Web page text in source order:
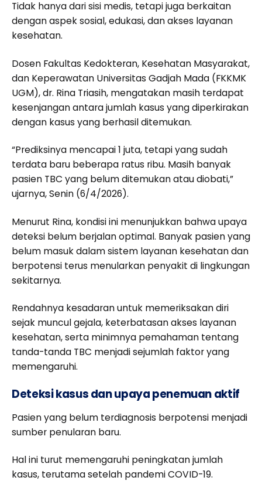
Tidak hanya dari sisi medis, tetapi juga berkaitan
dengan aspek sosial, edukasi, dan akses layanan
kesehatan.
Dosen Fakultas Kedokteran, Kesehatan Masyarakat,
dan Keperawatan Universitas Gadjah Mada (FKKMK
UGM), dr. Rina Triasih, mengatakan masih terdapat
kesenjangan antara jumlah kasus yang diperkirakan
dengan kasus yang berhasil ditemukan.
“Prediksinya mencapai 1 juta, tetapi yang sudah
terdata baru beberapa ratus ribu. Masih banyak
pasien TBC yang belum ditemukan atau diobati,”
ujarnya, Senin (6/4/2026).
Menurut Rina, kondisi ini menunjukkan bahwa upaya
deteksi belum berjalan optimal. Banyak pasien yang
belum masuk dalam sistem layanan kesehatan dan
berpotensi terus menularkan penyakit di lingkungan
sekitarnya.
Rendahnya kesadaran untuk memeriksakan diri
sejak muncul gejala, keterbatasan akses layanan
kesehatan, serta minimnya pemahaman tentang
tanda-tanda TBC menjadi sejumlah faktor yang
memengaruhi.
Deteksi kasus dan upaya penemuan aktif
Pasien yang belum terdiagnosis berpotensi menjadi
sumber penularan baru.
Hal ini turut memengaruhi peningkatan jumlah
kasus, terutama setelah pandemi COVID-19.